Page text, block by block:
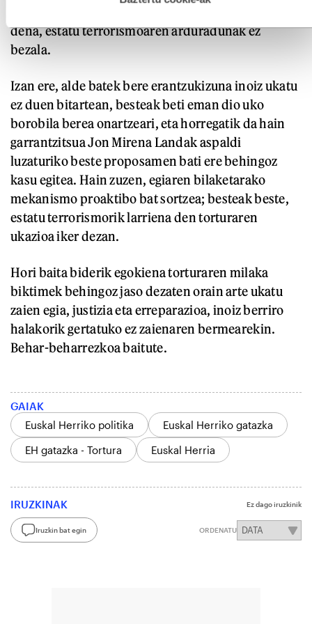
dena, estatu terrorismoaren arduradunak ez
bezala.
Izan ere, alde batek bere erantzukizuna inoiz ukatu
ez duen bitartean, besteak beti eman dio uko
borobila berea onartzeari, eta horregatik da hain
garrantzitsua Jon Mirena Landak aspaldi
luzaturiko beste proposamen bati ere behingoz
kasu egitea. Hain zuzen, egiaren bilaketarako
mekanismo proaktibo bat sortzea; besteak beste,
estatu terrorismorik larriena den torturaren
ukazioa iker dezan.
Hori baita biderik egokiena torturaren milaka
biktimek behingoz jaso dezaten orain arte ukatu
zaien egia, justizia eta erreparazioa, inoiz berriro
halakorik gertatuko ez zaienaren bermearekin.
Behar-beharrezkoa baitute.
GAIAK
Euskal Herriko politika
Euskal Herriko gatazka
EH gatazka - Tortura
Euskal Herria
IRUZKINAK Ez dago iruzkinik
Iruzkin bat egin ORDENATU